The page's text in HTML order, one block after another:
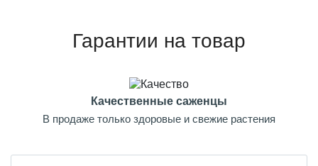
Гарантии на товар
Качественные саженцы
В продаже только здоровые и свежие растения